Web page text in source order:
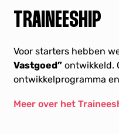
TRAINEESHIP
Voor starters hebben
Vastgoed” ontwikkeld.
ontwikkelprogramma
Meer over het